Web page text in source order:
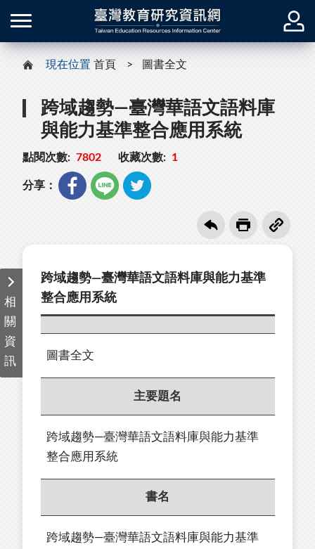
現在位置 首頁 圖書全文
跨域趨勢—臺灣華語文語料庫
與能力基準整合應用系統
點閱次數: 7802 收藏次數: 1
分享：
相
關
資
訊
跨域趨勢—臺灣華語文語料庫與能力基準
整合應用系統
圖書全文
主要題名
跨域趨勢—臺灣華語文語料庫與能力基準
整合應用系統
書名
跨域趨勢—臺灣華語文語料庫與能力基準